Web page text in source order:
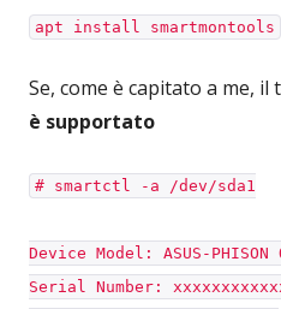
apt install smartmontools
Se, come è capitato a me, il
è supportato
# smartctl -a /dev/sda1
Device Model: ASUS-PHISON
Serial Number: